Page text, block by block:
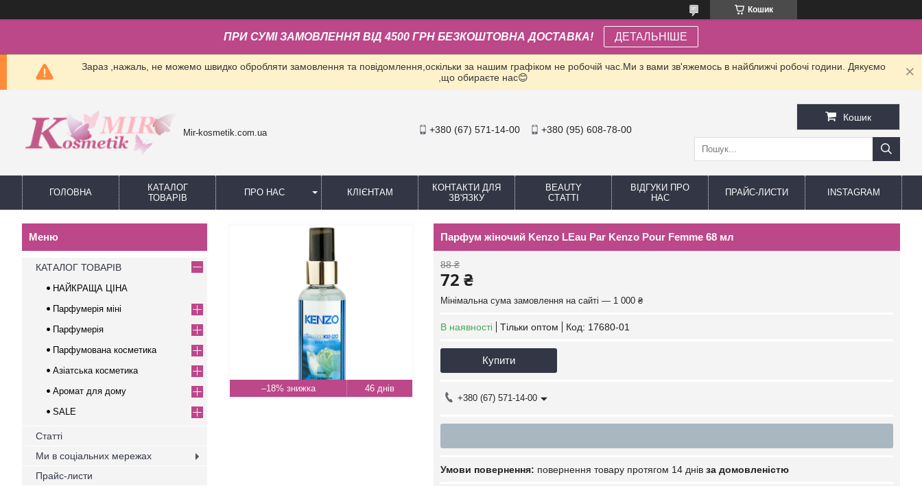
Кошик
ПРИ СУМІ ЗАМОВЛЕННЯ ВІД 4500 ГРН БЕЗКОШТОВНА ДОСТАВКА! ДЕТАЛЬНІШЕ
Зараз ,нажаль, не можемо швидко обробляти замовлення та повідомлення,оскільки за нашим графіком не робочій час.Ми з вами зв'яжемось в найближчі робочі години. Дякуємо
,що обираєте нас😊
Mir-kosmetik.com.ua +380 (67) 571-14-00 +380 (95) 608-78-00
Кошик
ГОЛОВНА
КАТАЛОГ
ТОВАРІВ
ПРО НАС КЛІЄНТАМ
КОНТАКТИ ДЛЯ
ЗВ'ЯЗКУ
BEAUTY
СТАТТІ
ВІДГУКИ ПРО
НАС
ПРАЙС-ЛИСТИ INSTAGRAM
–18% 46 днів
Парфум жіночий Kenzo LEau Par Kenzo Pour Femme 68 мл
88 ₴
72 ₴
Мінімальна сума замовлення на сайті — 1 000 ₴
В наявності Тільки оптом Код: 17680-01
Купити
+380 (67) 571-14-00
повернення товару протягом 14 днів за домовленістю
КАТАЛОГ ТОВАРІВ
НАЙКРАЩА ЦІНА
Парфумерія міні
Парфумерія
Парфумована косметика
Азіатська косметика
Аромат для дому
SALE
Статті
Ми в соціальних мережах
Прайс-листи